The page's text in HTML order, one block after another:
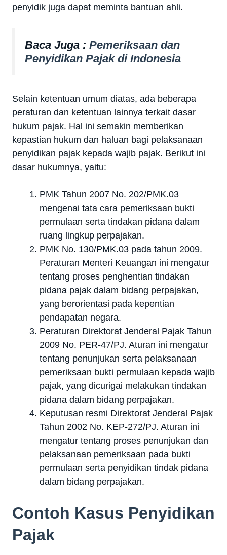
penyidik juga dapat meminta bantuan ahli.
Baca Juga : Pemeriksaan dan
Penyidikan Pajak di Indonesia
Selain ketentuan umum diatas, ada beberapa
peraturan dan ketentuan lainnya terkait dasar
hukum pajak. Hal ini semakin memberikan
kepastian hukum dan haluan bagi pelaksanaan
penyidikan pajak kepada wajib pajak. Berikut ini
dasar hukumnya, yaitu:
PMK Tahun 2007 No. 202/PMK.03
mengenai tata cara pemeriksaan bukti
permulaan serta tindakan pidana dalam
ruang lingkup perpajakan.
PMK No. 130/PMK.03 pada tahun 2009.
Peraturan Menteri Keuangan ini mengatur
tentang proses penghentian tindakan
pidana pajak dalam bidang perpajakan,
yang berorientasi pada kepentian
pendapatan negara.
Peraturan Direktorat Jenderal Pajak Tahun
2009 No. PER-47/PJ. Aturan ini mengatur
tentang penunjukan serta pelaksanaan
pemeriksaan bukti permulaan kepada wajib
pajak, yang dicurigai melakukan tindakan
pidana dalam bidang perpajakan.
Keputusan resmi Direktorat Jenderal Pajak
Tahun 2002 No. KEP-272/PJ. Aturan ini
mengatur tentang proses penunjukan dan
pelaksanaan pemeriksaan pada bukti
permulaan serta penyidikan tindak pidana
dalam bidang perpajakan.
Contoh Kasus Penyidikan
Pajak